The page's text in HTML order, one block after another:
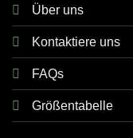
Über uns
Kontaktiere uns
FAQs
Größentabelle